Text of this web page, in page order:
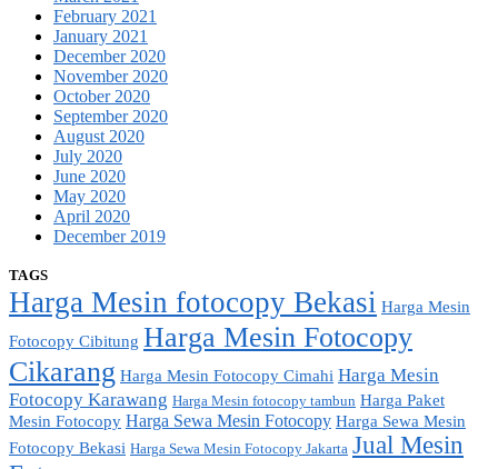
February 2021
January 2021
December 2020
November 2020
October 2020
September 2020
August 2020
July 2020
June 2020
May 2020
April 2020
December 2019
TAGS
Harga Mesin fotocopy Bekasi Harga Mesin
Fotocopy Cibitung Harga Mesin Fotocopy
Cikarang Harga Mesin Fotocopy Cimahi Harga Mesin
Fotocopy Karawang Harga Mesin fotocopy tambun Harga Paket
Mesin Fotocopy Harga Sewa Mesin Fotocopy Harga Sewa Mesin
Fotocopy Bekasi Harga Sewa Mesin Fotocopy Jakarta Jual Mesin